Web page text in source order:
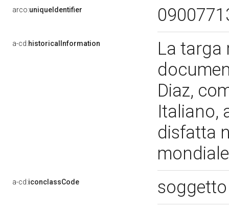
arco:uniqueIdentifier
a-cd:historicalInformation
La targa
Diaz,
Italiano,
disfatta
a-cd:iconclassCode